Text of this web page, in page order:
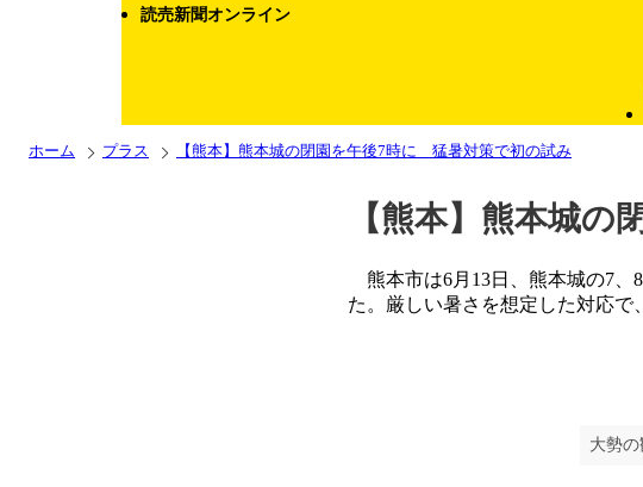
読売新聞オンライン
ホーム プラス 【熊本】熊本城の閉園を午後7時に 猛暑対策で初の試み
【熊本】熊本城
熊本市は6月13日、熊本城の7、
た。厳しい暑さを想定した対応で
大勢